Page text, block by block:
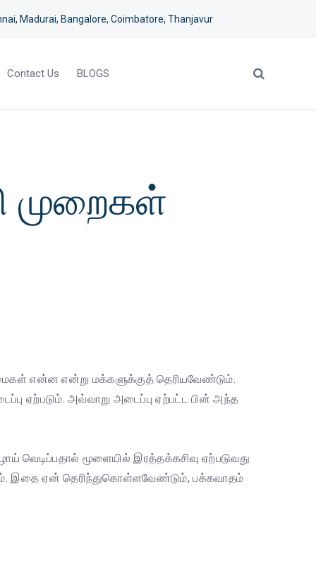
Madurai, Bangalore, Coimbatore, Thanjavur
Contact Us BLOGS
முறைகள்
என்ன என்று மக்களுக்குத் தெரியவேண்டும்.
ஏற்படும். அவ்வாறு அடைப்பு ஏற்பட்ட பின் அந்த
வெடிப்பதால் மூளையில் இரத்தக்கசிவு ஏற்படுவது
இதை ஏன் தெரிந்துகொள்ளவேண்டும், பக்கவாதம்